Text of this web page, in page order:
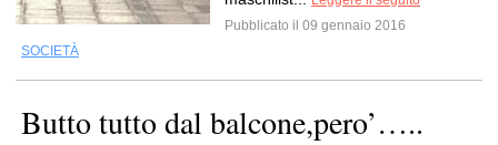
Pubblicato il 09 gennaio 2016
SOCIETÀ
Butto tutto dal balcone,pero’…..